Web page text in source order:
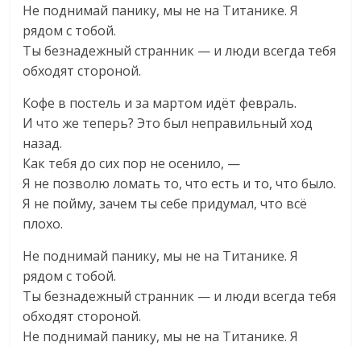
Не поднимай панику, мы не на Титанике. Я
рядом с тобой.
Ты безнадежный странник — и люди всегда тебя
обходят стороной.
Кофе в постель и за мартом идёт февраль.
И что же теперь? Это был неправильный ход
назад.
Как тебя до сих пор не осенило, —
Я не позволю ломать то, что есть и то, что было.
Я не пойму, зачем ты себе придумал, что всё
плохо.
Не поднимай панику, мы не на Титанике. Я
рядом с тобой.
Ты безнадежный странник — и люди всегда тебя
обходят стороной.
Не поднимай панику, мы не на Титанике. Я